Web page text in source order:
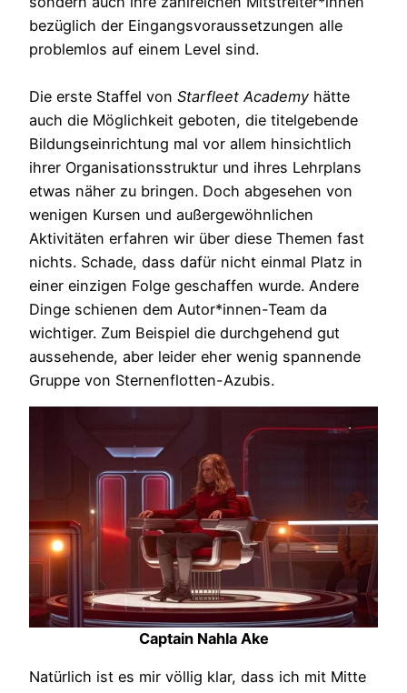
bezüglich der Eingangsvoraussetzungen alle
problemlos auf einem Level sind.
Die erste Staffel von Starfleet Academy hätte
auch die Möglichkeit geboten, die titelgebende
Bildungseinrichtung mal vor allem hinsichtlich
ihrer Organisationsstruktur und ihres Lehrplans
etwas näher zu bringen. Doch abgesehen von
wenigen Kursen und außergewöhnlichen
Aktivitäten erfahren wir über diese Themen fast
nichts. Schade, dass dafür nicht einmal Platz in
einer einzigen Folge geschaffen wurde. Andere
Dinge schienen dem Autor*innen-Team da
wichtiger. Zum Beispiel die durchgehend gut
aussehende, aber leider eher wenig spannende
Gruppe von Sternenflotten-Azubis.
Captain Nahla Ake
Natürlich ist es mir völlig klar, dass ich mit Mitte